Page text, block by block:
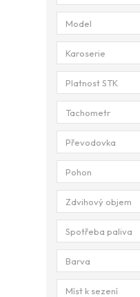
Model
Karoserie
Platnost STK
Tachometr
Převodovka
Pohon
Zdvihový objem
Spotřeba paliva
Barva
Míst k sezení